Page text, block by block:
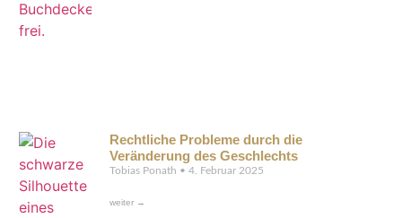
Rechtliche Probleme durch die
Veränderung des Geschlechts
Tobias Ponath 4. Februar 2025
weiter →